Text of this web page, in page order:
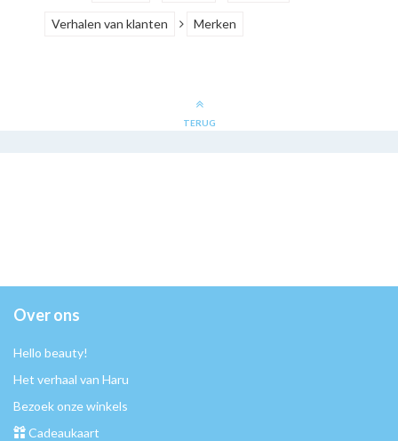
Verhalen van klanten Merken
TERUG
Over ons
Hello beauty!
Het verhaal van Haru
Bezoek onze winkels
Cadeaukaart